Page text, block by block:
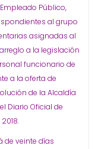
Público,
al grupo
asignadas al
a la legislación
funcionario de
a la oferta de
de la Alcaldía
Diario Oficial de
de veinte días